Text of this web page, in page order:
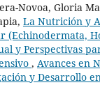
Novoa, Gloria
La Nutrición y
(Echinodermata,
y Perspectivas
, Avances en
y Desarrollo